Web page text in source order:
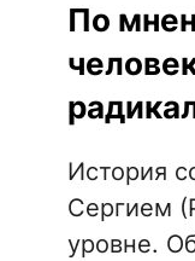
По
История
Сергием
уровне.